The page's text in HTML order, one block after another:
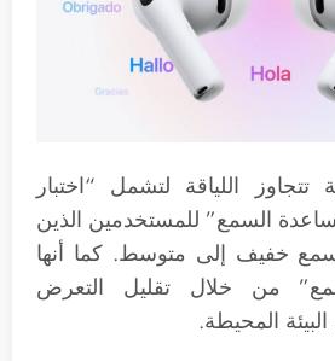
اللياقة لتشمل “اختبار
السمع” للمستخدمين الذين
خفيف إلى متوسط. كما أنها
من خلال تقليل التعرض
المحيطة.